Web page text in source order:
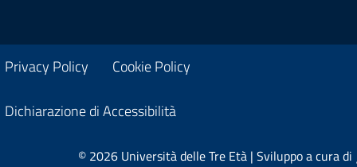
Privacy Policy Cookie Policy
Dichiarazione di Accessibilità
© 2026 Università delle Tre Età | Sviluppo a cura di